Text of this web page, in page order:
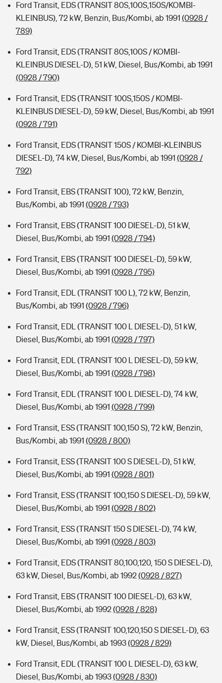
Ford Transit, EDS (TRANSIT 80S,100S,150S/KOMBI-
KLEINBUS), 72 kW, Benzin, Bus/Kombi, ab 1991 (0928 /
789)
Ford Transit, EDS (TRANSIT 80S,100S / KOMBI-
KLEINBUS DIESEL-D), 51 kW, Diesel, Bus/Kombi, ab 1991
(0928 / 790)
Ford Transit, EDS (TRANSIT 100S,150S / KOMBI-
KLEINBUS DIESEL-D), 59 kW, Diesel, Bus/Kombi, ab 1991
(0928 / 791)
Ford Transit, EDS (TRANSIT 150S / KOMBI-KLEINBUS
DIESEL-D), 74 kW, Diesel, Bus/Kombi, ab 1991 (0928 /
792)
Ford Transit, EBS (TRANSIT 100), 72 kW, Benzin,
Bus/Kombi, ab 1991 (0928 / 793)
Ford Transit, EBS (TRANSIT 100 DIESEL-D), 51 kW,
Diesel, Bus/Kombi, ab 1991 (0928 / 794)
Ford Transit, EBS (TRANSIT 100 DIESEL-D), 59 kW,
Diesel, Bus/Kombi, ab 1991 (0928 / 795)
Ford Transit, EDL (TRANSIT 100 L), 72 kW, Benzin,
Bus/Kombi, ab 1991 (0928 / 796)
Ford Transit, EDL (TRANSIT 100 L DIESEL-D), 51 kW,
Diesel, Bus/Kombi, ab 1991 (0928 / 797)
Ford Transit, EDL (TRANSIT 100 L DIESEL-D), 59 kW,
Diesel, Bus/Kombi, ab 1991 (0928 / 798)
Ford Transit, EDL (TRANSIT 100 L DIESEL-D), 74 kW,
Diesel, Bus/Kombi, ab 1991 (0928 / 799)
Ford Transit, ESS (TRANSIT 100,150 S), 72 kW, Benzin,
Bus/Kombi, ab 1991 (0928 / 800)
Ford Transit, ESS (TRANSIT 100 S DIESEL-D), 51 kW,
Diesel, Bus/Kombi, ab 1991 (0928 / 801)
Ford Transit, ESS (TRANSIT 100,150 S DIESEL-D), 59 kW,
Diesel, Bus/Kombi, ab 1991 (0928 / 802)
Ford Transit, ESS (TRANSIT 150 S DIESEL-D), 74 kW,
Diesel, Bus/Kombi, ab 1991 (0928 / 803)
Ford Transit, EDS (TRANSIT 80,100,120, 150 S DIESEL-D),
63 kW, Diesel, Bus/Kombi, ab 1992(0928 / 827)
Ford Transit, EBS (TRANSIT 100 DIESEL-D), 63 kW,
Diesel, Bus/Kombi, ab 1992(0928 / 828)
Ford Transit, ESS (TRANSIT 100,120,150 S DIESEL-D), 63
kW, Diesel, Bus/Kombi, ab 1993(0928 / 829)
Ford Transit, EDL (TRANSIT 100 L DIESEL-D), 63 kW,
Diesel, Bus/Kombi, ab 1993(0928 / 830)